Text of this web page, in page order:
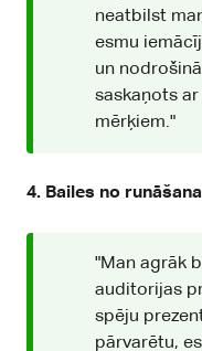
neatbilst
esmu
un
saskaņots ar
mērķiem."
4. Bailes no
"Man agrāk
auditorijas
spēju
pārvarētu,